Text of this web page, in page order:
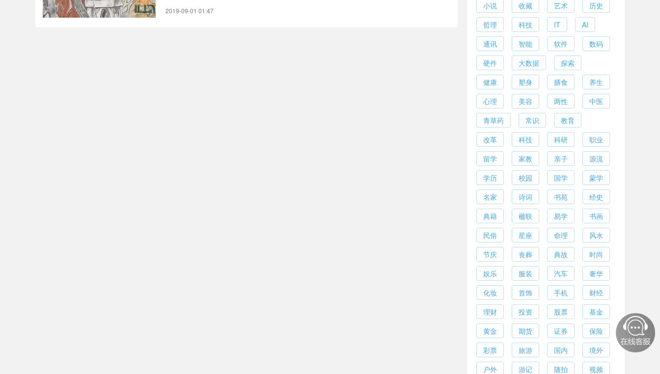
2019-09-01 01:47
小说
收藏 艺术
历史
哲理
科技 IT
AI
通讯
智能 软件
数码
硬件
大数据
探索
健康
塑身 膳食
养生
心理
美容 两性
中医
青草药
常识
教育
改革
科技 科研
职业
留学
家教 亲子
源流
学历
校园 国学
蒙学
名家
诗词 书苑
经史
典籍
楹联 易学
书画
民俗
星座 命理
风水
节庆
丧葬 典故
时尚
娱乐
服装 汽车
奢华
化妆
首饰 手机
财经
理财
投资 股票
基金
黄金
期货 证券
保险
彩票
旅游 国内
境外
户外
游记 随拍
视频